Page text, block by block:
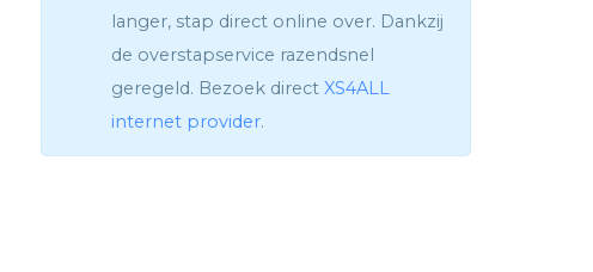
langer, stap direct online over. Dankzij
de overstapservice razendsnel
geregeld. Bezoek direct XS4ALL
internet provider.